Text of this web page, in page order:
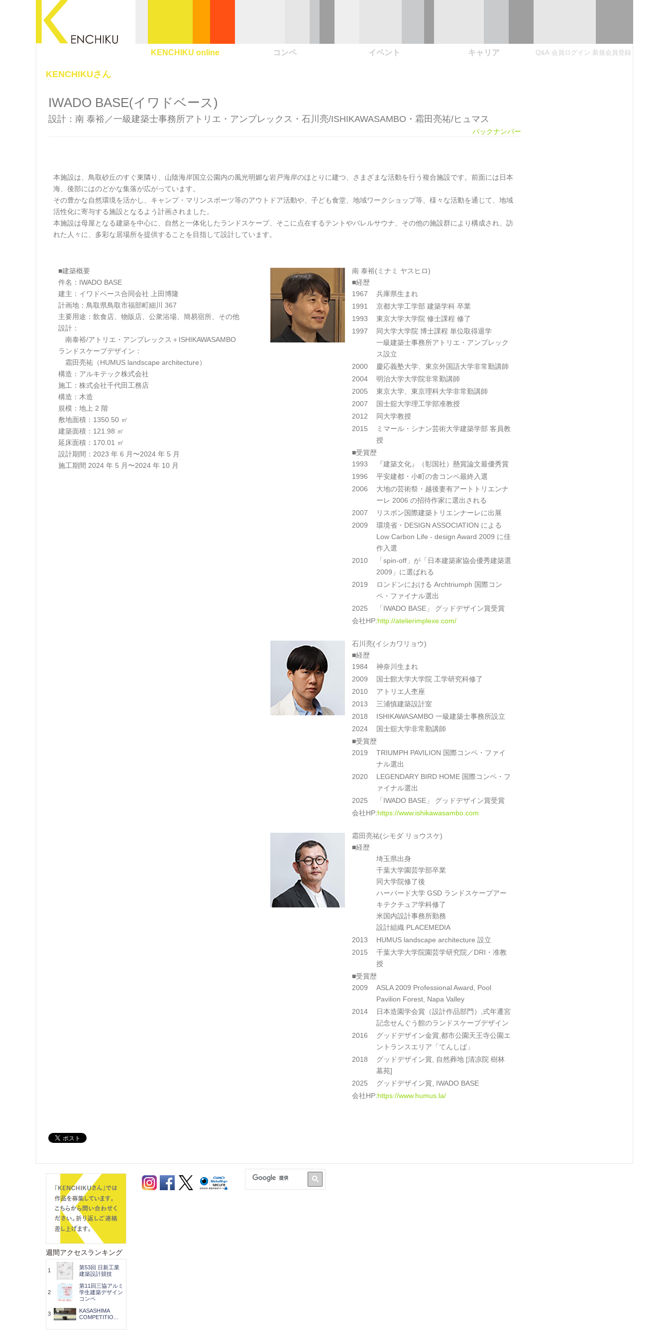
KENCHIKU online コンペ イベント キャリア Q&A 会員ログイン 新規会員登録
KENCHIKUさん
IWADO BASE(イワドベース)
設計：南 泰裕／一級建築士事務所アトリエ・アンプレックス・石川亮/ISHIKAWASAMBO・霜田亮祐/ヒュマス
バックナンバー
本施設は、鳥取砂丘のすぐ東隣り、山陰海岸国立公園内の風光明媚な岩戸海岸のほとりに建つ、さまざまな活動を行う複合施設です。前面には日本
海、後部にはのどかな集落が広がっています。
その豊かな自然環境を活かし、キャンプ・マリンスポーツ等のアウトドア活動や、子ども食堂、地域ワークショップ等、様々な活動を通じて、地域
活性化に寄与する施設となるよう計画されました。
本施設は母屋となる建築を中心に、自然と一体化したランドスケープ、そこに点在するテントやバレルサウナ、その他の施設群により構成され、訪
れた人々に、多彩な居場所を提供することを目指して設計しています。
■建築概要
件名：IWADO BASE
建主：イワドベース合同会社 上田博隆
計画地：鳥取県鳥取市福部町細川 367
主要用途：飲食店、物販店、公衆浴場、簡易宿所、その他
設計：
南泰裕/アトリエ・アンプレックス＋ISHIKAWASAMBO
ランドスケープデザイン：
霜田亮祐（HUMUS landscape architecture）
構造：アルキテック株式会社
施工：株式会社千代田工務店
構造：木造
規模：地上 2 階
敷地面積：1350.50 ㎡
建築面積：121.98 ㎡
延床面積：170.01 ㎡
設計期間：2023 年 6 月〜2024 年 5 月
施工期間 2024 年 5 月〜2024 年 10 月
南 泰裕(ミナミ ヤスヒロ)
■経歴
1967
兵庫県生まれ
1991
京都大学工学部 建築学科 卒業
1993
東京大学大学院 修士課程 修了
1997
同大学大学院 博士課程 単位取得退学
一級建築士事務所アトリエ・アンプレック
ス設立
2000
慶応義塾大学、東京外国語大学非常勤講師
2004
明治大学大学院非常勤講師
2005
東京大学、東京理科大学非常勤講師
2007
国士舘大学理工学部准教授
2012
同大学教授
2015
ミマール・シナン芸術大学建築学部 客員教
授
■受賞歴
1993
『建築文化』（彰国社）懸賞論文最優秀賞
1996
平安建都・小町の舎コンペ最終入選
2006
大地の芸術祭・越後妻有アートトリエンナ
ーレ 2006 の招待作家に選出される
2007
リスボン国際建築トリエンナーレに出展
2009
環境省・DESIGN ASSOCIATION による
Low Carbon Life ‐ design Award 2009 に佳
作入選
2010
「spin-off」が「日本建築家協会優秀建築選
2009」に選ばれる
2019
ロンドンにおける Archtriumph 国際コン
ペ・ファイナル選出
2025
「IWADO BASE」 グッドデザイン賞受賞
会社HP:http://atelierimplexe.com/
石川亮(イシカワリョウ)
■経歴
1984
神奈川生まれ
2009
国士館大学大学院 工学研究科修了
2010
アトリエ人杢座
2013
三浦慎建築設計室
2018
ISHIKAWASAMBO 一級建築士事務所設立
2024
国士舘大学非常勤講師
■受賞歴
2019
TRIUMPH PAVILION 国際コンペ・ファイ
ナル選出
2020
LEGENDARY BIRD HOME 国際コンペ・フ
ァイナル選出
2025
「IWADO BASE」 グッドデザイン賞受賞
会社HP:https://www.ishikawasambo.com
霜田亮祐(シモダ リョウスケ)
■経歴
埼玉県出身
千葉大学園芸学部卒業
同大学院修了後
ハーバード大学 GSD ランドスケープアー
キテクチュア学科修了
米国内設計事務所勤務
設計組織 PLACEMEDIA
2013
HUMUS landscape architecture 設立
2015
千葉大学大学院園芸学研究院／DRI・准教
授
■受賞歴
2009
ASLA 2009 Professional Award, Pool
Pavilion Forest, Napa Valley
2014
日本造園学会賞（設計作品部門）,式年遷宮
記念せんぐう館のランドスケープデザイン
2016
グッドデザイン金賞,都市公園天王寺公園エ
ントランスエリア「てんしば」
2018
グッドデザイン賞, 自然葬地 [清凉院 樹林
墓苑]
2025
グッドデザイン賞, IWADO BASE
会社HP:https://www.humus.la/
週間アクセスランキング
1
第53回 日新工業
建築設計競技
2
第11回三協アルミ
学生建築デザイン
コンペ
3
KASASHIMA
COMPETITIO...